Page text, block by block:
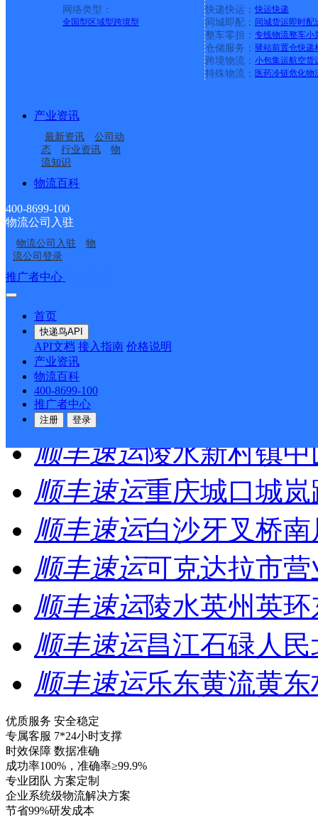
网络类型：
全国型 区域型跨境型
快递快运： 快运快递
同城即配： 同城货运即时配
整车零担： 专线物流整车小
仓储服务： 驿站前置仓快递
跨境物流： 小包集运航空货
特殊物流： 医药冷链危化物
产业资讯
最新资讯
公司动
态
行业资讯
物
流知识
物流百科
400-8699-100
物流公司入驻
物流公司入驻
物
流公司登录
推广者中心
首页
快递鸟API
API文档 接入指南 价格说明
产业资讯
物流百科
400-8699-100
推广者中心
注册 登录
行李托运楼下天地华宇物
首页
<
1
>
尾页
最新网点
圆通速递乐东县
顺丰速运
顺丰速运
顺丰速运陵水新村镇
顺丰速运重庆城口城
顺丰速运白沙牙叉桥
顺丰速运可克达拉市营
顺丰速运陵水英州英
顺丰速运昌江石碌人
顺丰速运乐东黄流黄
优质服务 安全稳定
专属客服 7*24小时支撑
时效保障 数据准确
成功率100%，准确率≥99.9%
专业团队 方案定制
企业系统级物流解决方案
节省99%研发成本